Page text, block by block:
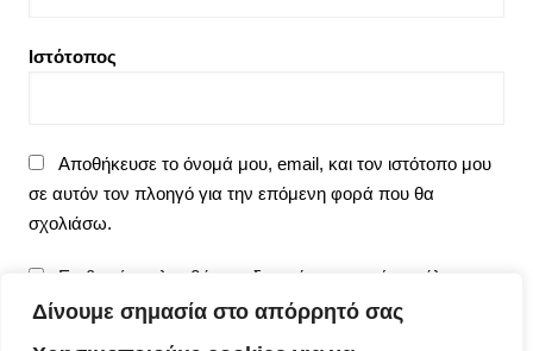
Δίνουμε σημασία στο απόρρητό σας
Ιστότοπος
Αποθήκευσε το όνομά μου, email, και τον ιστότοπο μου
σε αυτόν τον πλοηγό για την επόμενη φορά που θα
σχολιάσω.
Επιθυμώ να λαμβάνω ειδοποιήσεις για νέα σχόλια
μέσω email.